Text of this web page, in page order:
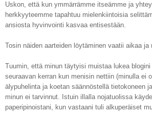
Uskon, että kun ymmärrämme itseämme ja
herkkyyteemme tapahtuu mielenkiintoisia
ansiosta hyvinvointi kasvaa entisestään.
Tosin näiden aarteiden löytäminen vaatii aikaa ja
Tuumin, että minun täytyisi muistaa lukea blogini
seuraavan kerran kun menisin nettiin (minulla ei
älypuhelinta ja koetan säännöstellä tietokoneen
minun ei tarvinnut. Istuin illalla nojatuolissa
paperipinoistani, kun vastaani tuli alkuperäiset